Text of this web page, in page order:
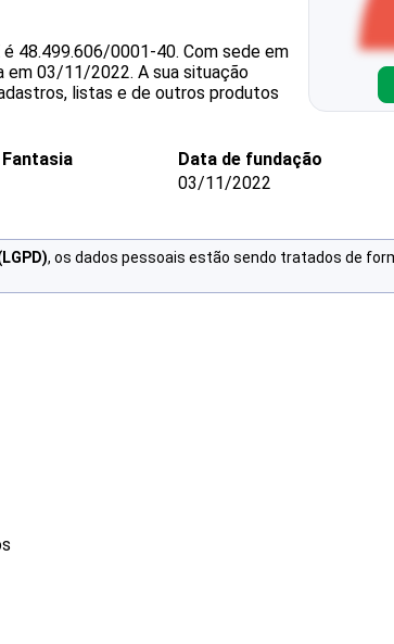
é 48.499.606/0001-40. Com sede em
em 03/11/2022. A sua situação
listas e de outros produtos
Data de fundação
03/11/2022
, os dados pessoais estão sendo tratados de